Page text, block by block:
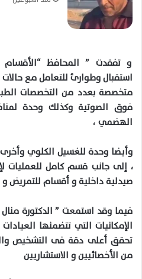
و تفقدت ” المحافظ “الأقسام
استقبال وطوارئ للتعامل مع
متخصصة بعدد من التخصصات
فوق الصوتية وكذلك وحدة
الهضمي ،
وأيضا وحدة للغسيل الكلوي وأخرى
، إلى جانب قسم كامل للعمليات
صيدلية داخلية و أقسام للتمريض و
فيما وقد استمعت ” الدكتورة
الإمكانيات التي تتضمنها
تحقق أعلى دقة فى التشخيص
من الأخصائيين و الاستشاريين